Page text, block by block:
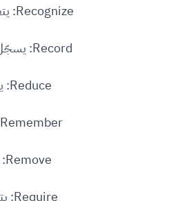
Recognize: يتعرّف على
Record: يسجّل/ سجلّ
Reduce: يقلّل
Remember: يتذكّر
Remove: ينزع
Require: يتطلّب